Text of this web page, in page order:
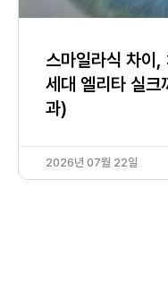
스마일라식 차
세대 엘리타 실크
과)
2026년 07월 22일